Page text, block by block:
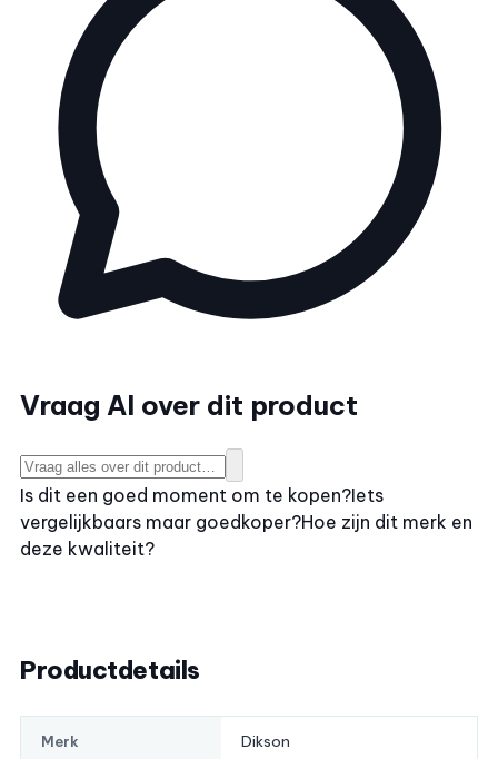
Vraag AI over dit product
Is dit een goed moment om te kopen?Iets
vergelijkbaars maar goedkoper?Hoe zijn dit merk en
deze kwaliteit?
Productdetails
Merk Dikson